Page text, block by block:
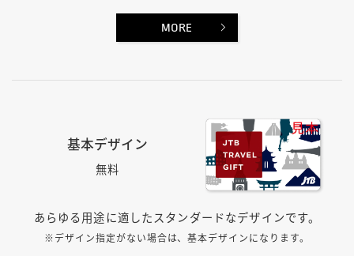
MORE
基本デザイン
無料
あらゆる用途に適したスタンダードなデザインです。
※デザイン指定がない場合は、基本デザインになります。